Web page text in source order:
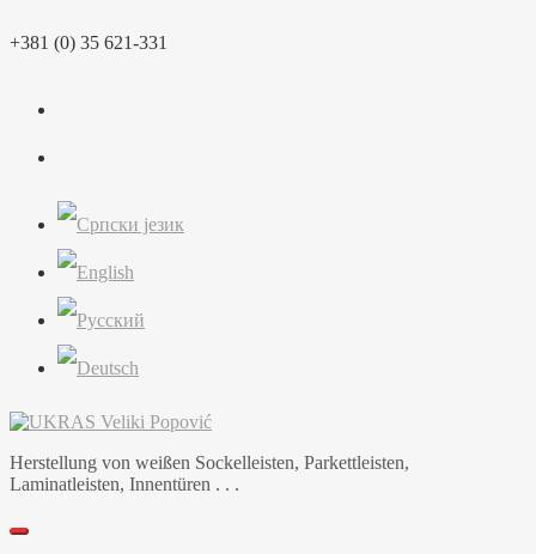
to
+381 (0) 35 621-331
Herstellung von weißen Sockelleisten, Parkettleisten,
Laminatleisten, Innentüren . . .